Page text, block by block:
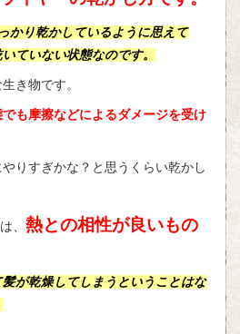
かり乾かしているように思えて
ていない状態なのです。
き物です。
も摩擦などによるダメージを受け
りすぎかな？と思うくらい乾かし
、 熱との相性が良いもの
が乾燥してしまうということはな